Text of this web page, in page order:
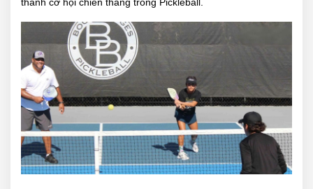
thành cơ hội chiến thắng trong Pickleball.